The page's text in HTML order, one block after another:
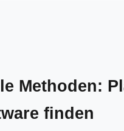
Methoden:
finden